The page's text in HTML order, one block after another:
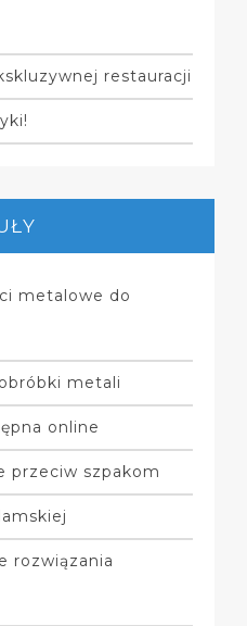
restauracji
metalowe do
metali
online
przeciw szpakom
rozwiązania